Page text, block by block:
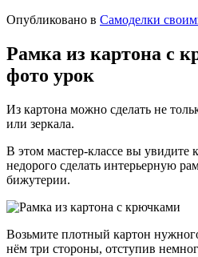
Опубликовано в Самоделки
Рамка из картона с
фото урок
Из картона можно сделать не
или зеркала.
В этом мастер-классе вы увидите
недорого сделать интерьерную
бижутерии.
Возьмите плотный картон
нём три стороны, отступив